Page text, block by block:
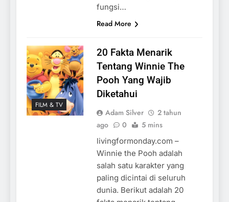
fungsi…
Read More
FILM & TV
20 Fakta Menarik
Tentang Winnie The
Pooh Yang Wajib
Diketahui
Adam Silver
2 tahun
ago
0 5 mins
livingformonday.com –
Winnie the Pooh adalah
salah satu karakter yang
paling dicintai di seluruh
dunia. Berikut adalah 20